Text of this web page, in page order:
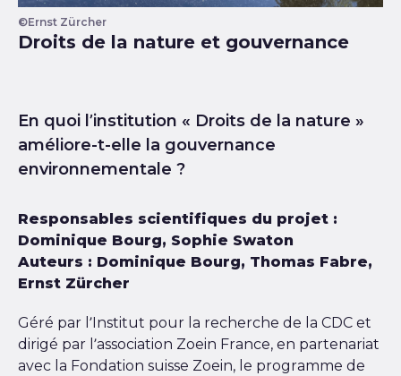
©Ernst Zürcher
Droits de la nature et gouvernance
En quoi l’institution « Droits de la nature »
améliore-t-elle la gouvernance
environnementale ?
Responsables scientifiques du projet :
Dominique Bourg, Sophie Swaton
Auteurs : Dominique Bourg, Thomas Fabre,
Ernst Zürcher
Géré par l’Institut pour la recherche de la CDC et
dirigé par l’association Zoein France, en partenariat
avec la Fondation suisse Zoein, le programme de